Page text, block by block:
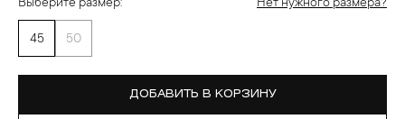
Выберите размер: Нет нужного размера?
45 50
ДОБАВИТЬ В КОРЗИНУ